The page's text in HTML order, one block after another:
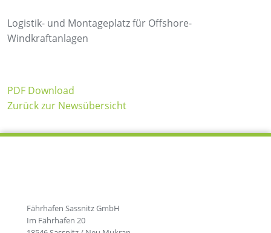
Logistik- und Montageplatz für Offshore-
Windkraftanlagen
PDF Download
Zurück zur Newsübersicht
Fährhafen Sassnitz GmbH
Im Fährhafen 20